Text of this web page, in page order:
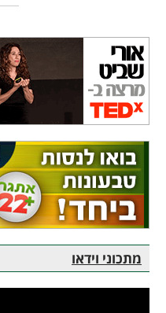
מתכוני וידאו